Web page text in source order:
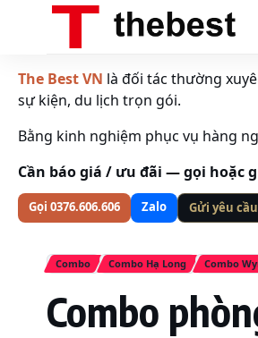
The Best VN là đối tác thường
sự kiện, du lịch trọn gói.
Bằng kinh nghiệm phục vụ hàng
Cần báo giá / ưu đãi — gọi hoặc
Gọi 0376.606.606 Zalo Gửi yêu
Combo Combo Hạ Long Combo
Combo